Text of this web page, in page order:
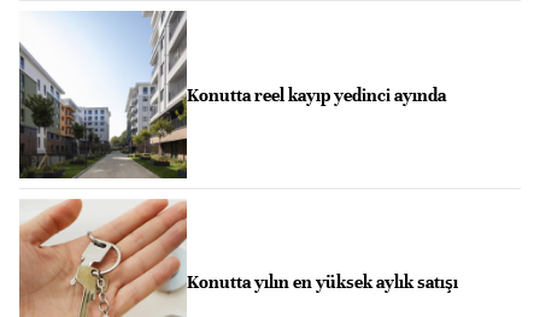
Konutta reel kayıp yedinci ayında
Konutta yılın en yüksek aylık satışı